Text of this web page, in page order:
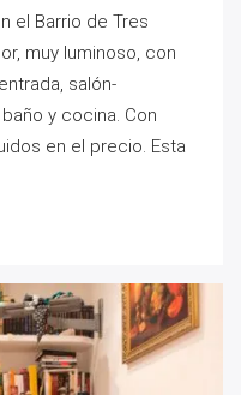
el Barrio de Tres
muy luminoso, con
salón-
y cocina. Con
en el precio. Esta